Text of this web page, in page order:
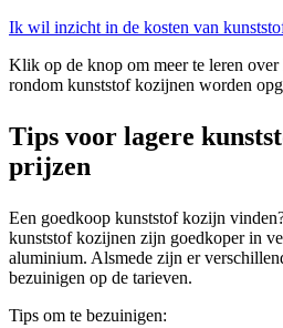
Ik wil inzicht in de kosten van
Klik op de knop om meer te leren over
rondom kunststof kozijnen worden
Tips voor lagere
prijzen
Een goedkoop kunststof kozijn
kunststof kozijnen zijn goedkoper in
aluminium. Alsmede zijn er
bezuinigen op de tarieven.
Tips om te bezuinigen: